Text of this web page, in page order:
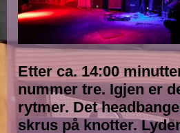
Etter ca. 14:00
nummer tre. Igjen er
rytmer. Det
skrus på knotter.